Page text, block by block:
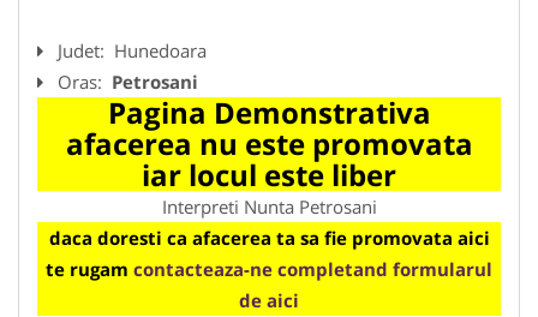
Judet: Hunedoara
Oras: Petrosani
Pagina Demonstrativa
afacerea nu este promovata
iar locul este liber
Interpreti Nunta Petrosani
daca doresti ca afacerea ta sa fie promovata aici
te rugam contacteaza-ne completand formularul
de aici